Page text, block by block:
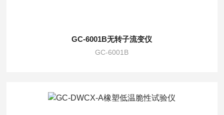
GC-6001B无转子流变仪
GC-6001B